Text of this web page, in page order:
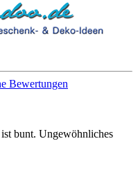
Bewertungen
bunt. Ungewöhnliches